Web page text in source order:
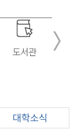
평생
대학소식